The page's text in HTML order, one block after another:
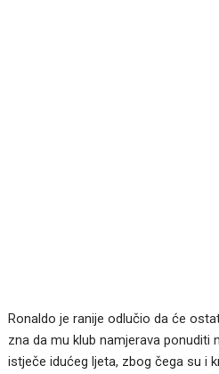
Ronaldo je ranije odlučio da će
zna da mu klub namjerava ponuditi
istječe idućeg ljeta, zbog čega su i